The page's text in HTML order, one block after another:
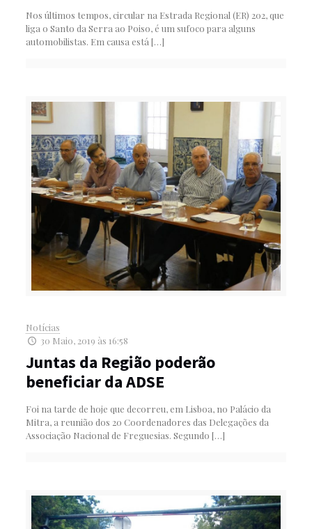
Nos últimos tempos, circular na Estrada Regional (ER) 202, que
liga o Santo da Serra ao Poiso, é um sufoco para alguns
automobilistas. Em causa está […]
Notícias
30 Maio, 2019 às 16:58
Juntas da Região poderão
beneficiar da ADSE
Foi na tarde de hoje que decorreu, em Lisboa, no Palácio da
Mitra, a reunião dos 20 Coordenadores das Delegações da
Associação Nacional de Freguesias. Segundo […]